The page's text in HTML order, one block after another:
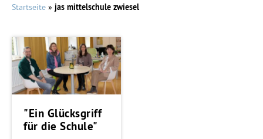
Startseite » jas mittelschule zwiesel
"Ein Glücksgriff
für die Schule"